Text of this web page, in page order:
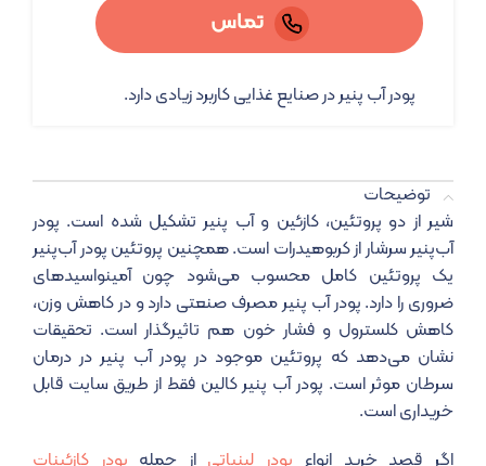
تماس
پودر آب پنیر در صنایع غذایی کاربرد زیادی دارد.
توضیحات
شیر از دو پروتئین، کازئین و آب پنیر تشکیل شده‌ است. پودر
آب‌پنیر سرشار از کربوهیدرات است. همچنین پروتئین پودر آب‌پنیر
یک پروتئین کامل محسوب می‌شود چون آمینواسیدهای
ضروری را دارد. پودر آب پنیر مصرف صنعتی دارد و در کاهش وزن،
کاهش کلسترول و فشار خون هم تاثیرگذار است. تحقیقات
نشان می‌دهد که پروتئین موجود در پودر آب پنیر در درمان
سرطان موثر است. پودر آب پنیر کالین فقط از طریق سایت قابل
خریداری است.
اگر قصد خرید انواع پودر لبنیاتی از جمله پودر کازئینات